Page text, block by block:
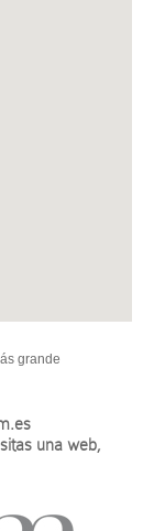
grande
una web,